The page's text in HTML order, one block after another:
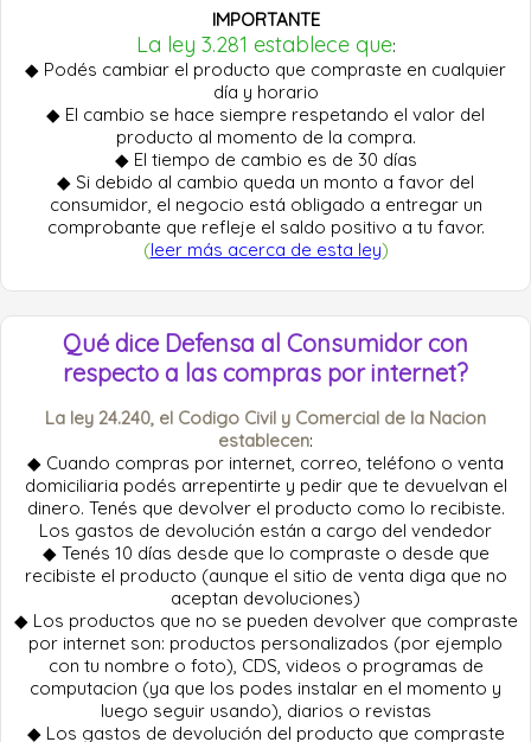
IMPORTANTE
La ley 3.281 establece que:
◆ Podés cambiar el producto que compraste en cualquier
día y horario
◆ El cambio se hace siempre respetando el valor del
producto al momento de la compra.
◆ El tiempo de cambio es de 30 días
◆ Si debido al cambio queda un monto a favor del
consumidor, el negocio está obligado a entregar un
comprobante que refleje el saldo positivo a tu favor.
(leer más acerca de esta ley)
Qué dice Defensa al Consumidor con
respecto a las compras por internet?
La ley 24.240, el Codigo Civil y Comercial de la Nacion
establecen:
◆ Cuando compras por internet, correo, teléfono o venta
domiciliaria podés arrepentirte y pedir que te devuelvan el
dinero. Tenés que devolver el producto como lo recibiste.
Los gastos de devolución están a cargo del vendedor
◆ Tenés 10 días desde que lo compraste o desde que
recibiste el producto (aunque el sitio de venta diga que no
aceptan devoluciones)
◆ Los productos que no se pueden devolver que compraste
por internet son: productos personalizados (por ejemplo
con tu nombre o foto), CDS, videos o programas de
computacion (ya que los podes instalar en el momento y
luego seguir usando), diarios o revistas
◆ Los gastos de devolución del producto que compraste